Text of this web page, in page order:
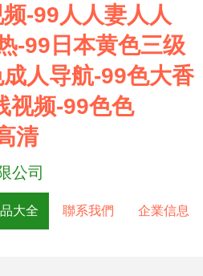
-99人人妻人人
-99日本黄色三级
人导航-99色大香
视频-99色色
清
公司
大全 聯系我們 企業信息